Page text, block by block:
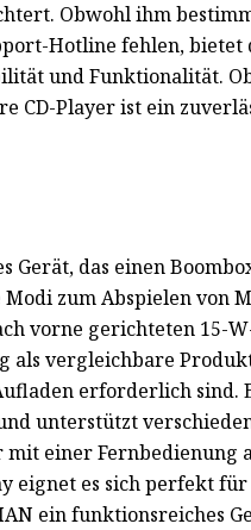
Obwohl ihm
Hotline fehlen, bietet
und Funktionalität.
CD-Player ist ein
Gerät, das einen
zum Abspielen von
vorne gerichteten 15-
vergleichbare
erforderlich sind.
unterstützt
einer Fernbedienung
es sich perfekt für
ein funktionsreiches